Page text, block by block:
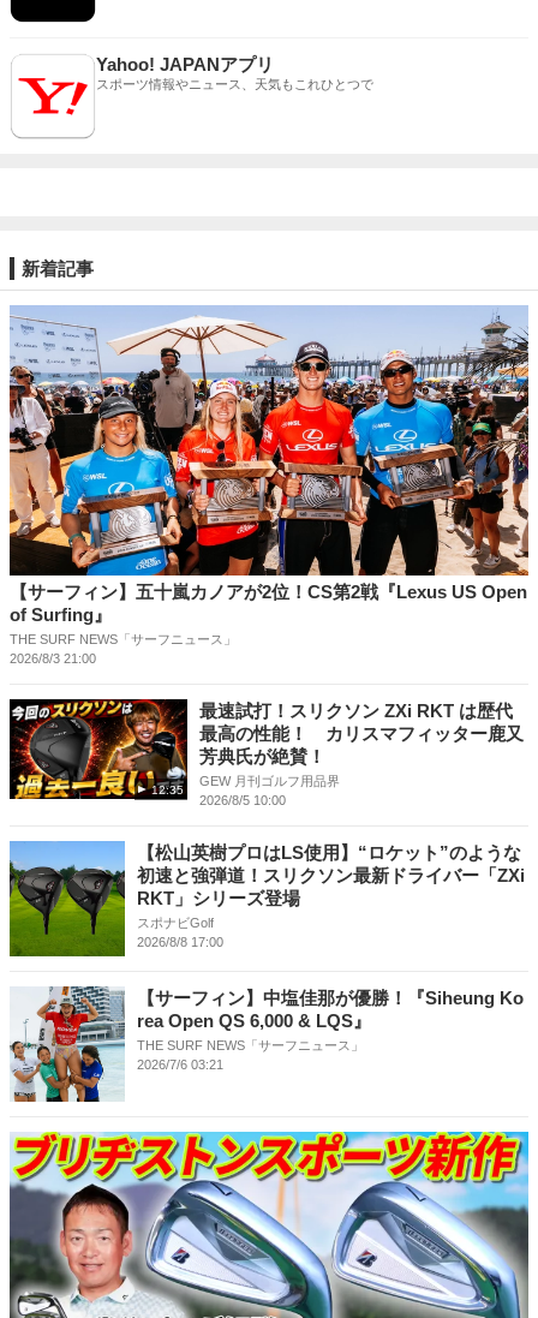
Yahoo! JAPANアプリ
スポーツ情報やニュース、天気もこれひとつで
新着記事
【サーフィン】五十嵐カノアが2位！CS第2戦『Lexus US Open
of Surfing』
THE SURF NEWS「サーフニュース」
2026/8/3 21:00
12:35
最速試打！スリクソン ZXi RKT は歴代
最高の性能！ カリスマフィッター鹿又
芳典氏が絶賛！
GEW 月刊ゴルフ用品界
2026/8/5 10:00
【松山英樹プロはLS使用】“ロケット”のような
初速と強弾道！スリクソン最新ドライバー「ZXi
RKT」シリーズ登場
スポナビGolf
2026/8/8 17:00
【サーフィン】中塩佳那が優勝！『Siheung Ko
rea Open QS 6,000 & LQS』
THE SURF NEWS「サーフニュース」
2026/7/6 03:21